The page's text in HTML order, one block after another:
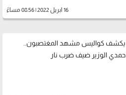
16 ابريل 2022 | 08:56 مساءً
يكشف كواليس مشهد المغتصبون..
حمدي الوزير ضيف ضرب نار